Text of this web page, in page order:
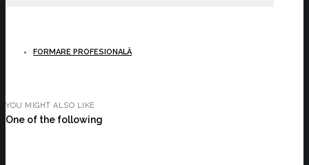
FORMARE PROFESIONALĂ
YOU MIGHT ALSO LIKE
One of the following